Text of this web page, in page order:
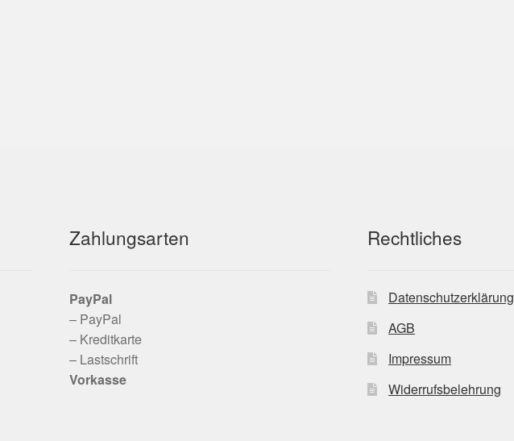
Zahlungsarten
PayPal
– PayPal
– Kreditkarte
– Lastschrift
Vorkasse
Rechtliches
Datenschutzerklärung
AGB
Impressum
Widerrufsbelehrung